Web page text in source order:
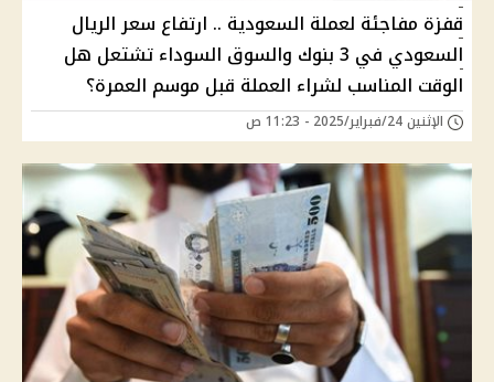
قفزة مفاجئة لعملة السعودية .. ارتفاع سعر الريال
السعودي في 3 بنوك والسوق السوداء تشتعل هل
الوقت المناسب لشراء العملة قبل موسم العمرة؟
الإثنين 24/فبراير/2025 - 11:23 ص